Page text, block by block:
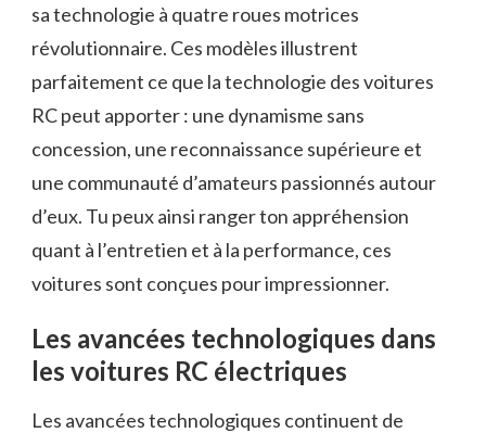
sa technologie à quatre roues motrices
révolutionnaire. Ces modèles illustrent
parfaitement ce que la technologie des voitures
RC peut apporter : une dynamisme sans
concession, une reconnaissance supérieure et
une communauté d’amateurs passionnés autour
d’eux. Tu peux ainsi ranger ton appréhension
quant à l’entretien et à la performance, ces
voitures sont conçues pour impressionner.
Les avancées technologiques dans
les voitures RC électriques
Les avancées technologiques continuent de